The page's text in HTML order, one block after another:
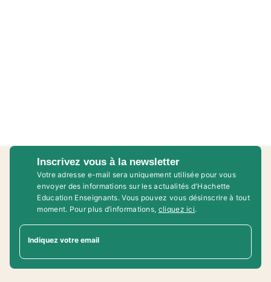
Inscrivez vous à la newsletter
Votre adresse e-mail sera uniquement utilisée pour vous
envoyer des informations sur les actualités d'Hachette
Education Enseignants. Vous pouvez vous désinscrire à tout
moment. Pour plus d’informations, cliquez ici.
Indiquez votre email